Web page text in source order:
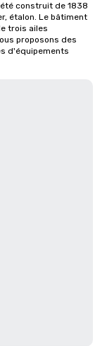
construit de 1838
étalon. Le bâtiment
trois ailes
proposons des
d'équipements